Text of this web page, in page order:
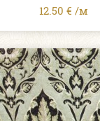
12.50 € /м